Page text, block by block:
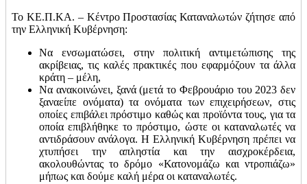
Το ΚΕ.Π.ΚΑ. – Κέντρο Προστασίας Καταναλωτών ζήτησε από
την Ελληνική Κυβέρνηση:
Nα ενσωματώσει, στην πολιτική αντιμετώπισης της
ακρίβειας, τις καλές πρακτικές που εφαρμόζουν τα άλλα
κράτη – μέλη,
Nα ανακοινώνει, ξανά (μετά το Φεβρουάριο του 2023 δεν
ξαναείπε ονόματα) τα ονόματα των επιχειρήσεων, στις
οποίες επιβάλει πρόστιμο καθώς και προϊόντα τους, για τα
οποία επιβλήθηκε το πρόστιμο, ώστε οι καταναλωτές να
αντιδράσουν ανάλογα. Η Ελληνική Κυβέρνηση πρέπει να
χτυπήσει την απληστία και την αισχροκέρδεια,
ακολουθώντας το δρόμο «Κατονομάζω και ντροπιάζω»
μήπως και δούμε καλή μέρα οι καταναλωτές.